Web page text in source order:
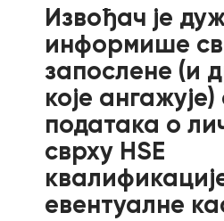
Извођач је
информише
запослене (и
које
података о
сврху НЅЕ
евентуалне